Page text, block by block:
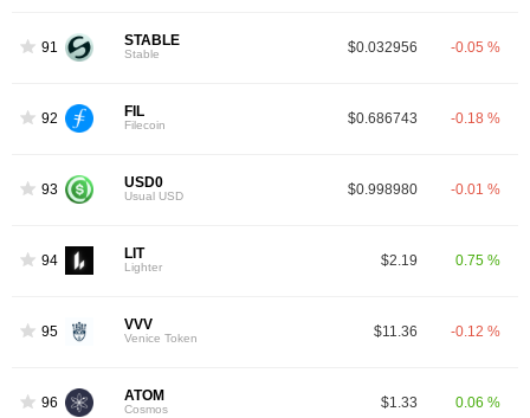
91 STABLE
Stable $0.032956 -0.05 %
92 FIL
Filecoin $0.686743 -0.18 %
93 USD0
Usual USD $0.998980 -0.01 %
94 LIT
Lighter $2.19 0.75 %
95 VVV
Venice Token $11.36 -0.12 %
96 ATOM
Cosmos $1.33 0.06 %